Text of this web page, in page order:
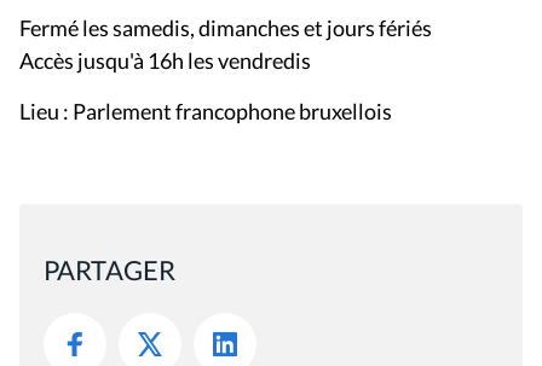
Fermé les samedis, dimanches et jours fériés
Accès jusqu'à 16h les vendredis
Lieu : Parlement francophone bruxellois
PARTAGER